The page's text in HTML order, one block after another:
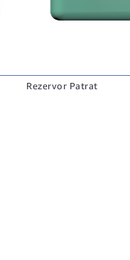
Rezervor Patrat